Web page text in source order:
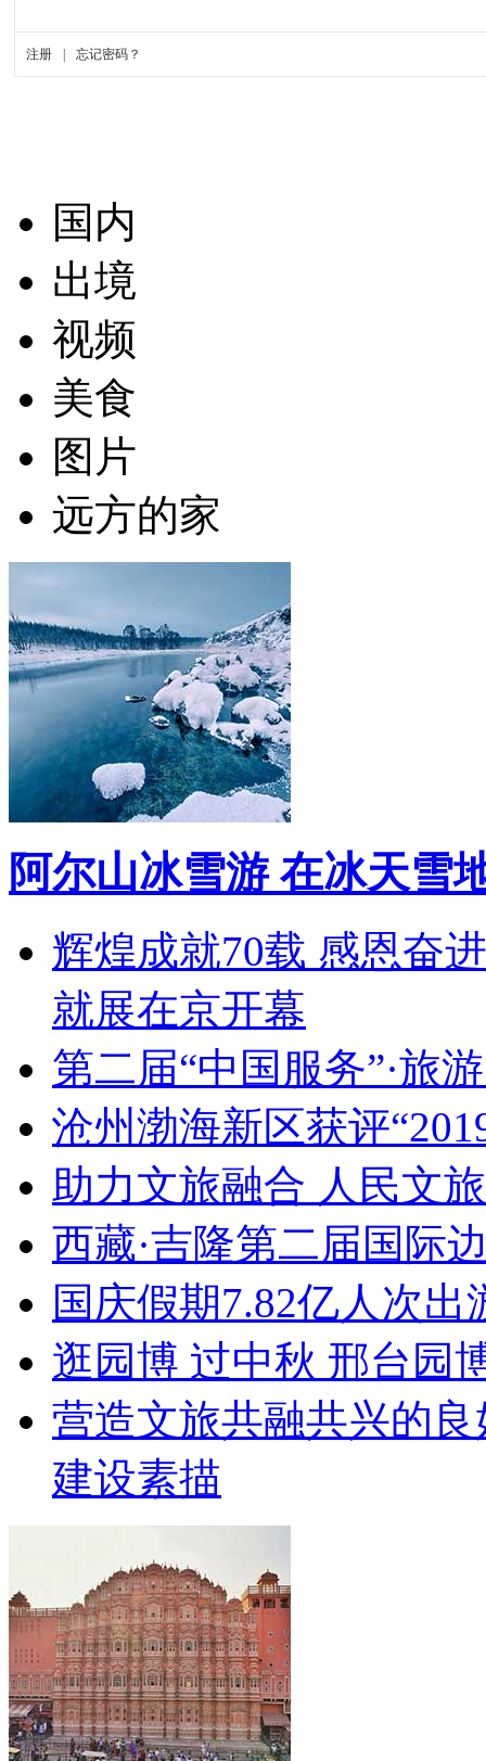
国内
出境
视频
美食
图片
远方的家
阿尔山冰雪游 在冰天雪
辉煌成就70载 感恩奋
就展在京开幕
第二届“中国服务”·旅
沧州渤海新区获评
助力文旅融合 人民文
西藏·吉隆第二届国际
国庆假期7.82亿人次
逛园博 过中秋 邢台园
营造文旅共融共兴的
建设素描